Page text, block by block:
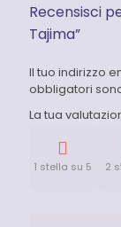
Recensisci
Tajima”
Il tuo indirizzo
obbligatori
La tua
1 stella su 5 2